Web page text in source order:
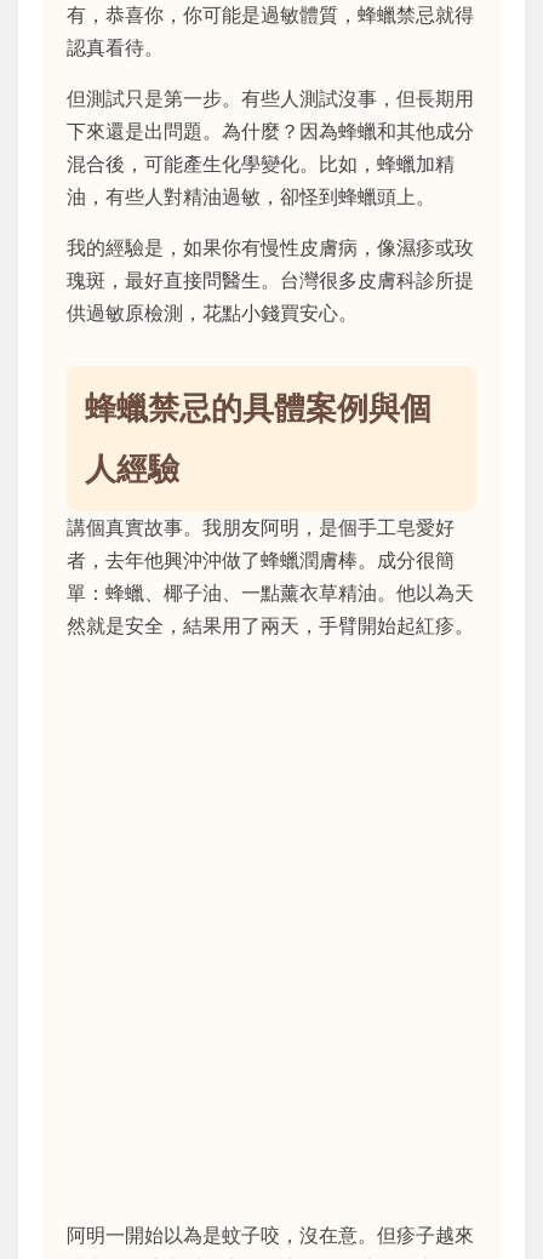
有，恭喜你，你可能是過敏體質，蜂蠟禁忌就得
認真看待。
但測試只是第一步。有些人測試沒事，但長期用
下來還是出問題。為什麼？因為蜂蠟和其他成分
混合後，可能產生化學變化。比如，蜂蠟加精
油，有些人對精油過敏，卻怪到蜂蠟頭上。
我的經驗是，如果你有慢性皮膚病，像濕疹或玫
瑰斑，最好直接問醫生。台灣很多皮膚科診所提
供過敏原檢測，花點小錢買安心。
蜂蠟禁忌的具體案例與個
人經驗
講個真實故事。我朋友阿明，是個手工皂愛好
者，去年他興沖沖做了蜂蠟潤膚棒。成分很簡
單：蜂蠟、椰子油、一點薰衣草精油。他以為天
然就是安全，結果用了兩天，手臂開始起紅疹。
阿明一開始以為是蚊子咬，沒在意。但疹子越來